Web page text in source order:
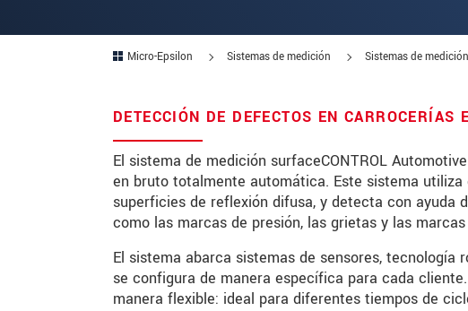
Micro-Epsilon Sistemas de medición Sistemas de
DETECCIÓN DE DEFECTOS EN CARROCERÍAS
El sistema de medición surfaceCONTROL
en bruto totalmente automática. Este sistema
superficies de reflexión difusa, y detecta con ayuda
como las marcas de presión, las grietas y las
El sistema abarca sistemas de sensores,
se configura de manera específica para cada
manera flexible: ideal para diferentes tiempos de
Zip code
Country
Telephone
E-Mail*
Message*